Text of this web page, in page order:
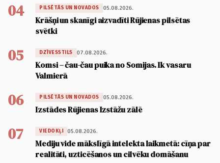
04 PILSĒTĀS UN NOVADOS 05.08.2026.
Krāšņi un skanīgi aizvadīti Rūjienas pilsētas
svētki
05 DZĪVESSTILS 07.08.2026.
Komsi – čau-čau puika no Somijas. Ik vasaru
Valmierā
06 PILSĒTĀS UN NOVADOS 05.08.2026.
Izstādes Rūjienas Izstāžu zālē
07 VIEDOKĻI 05.08.2026.
Mediju vide mākslīgā intelekta laikmetā: cīņa par
realitāti, uzticēšanos un cilvēku domāšanu